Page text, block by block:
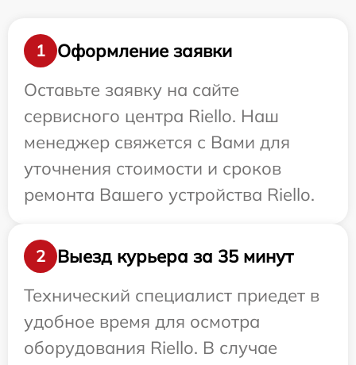
1
Оформление заявки
Оставьте заявку на сайте
сервисного центра Riello. Наш
менеджер свяжется с Вами для
уточнения стоимости и сроков
ремонта Вашего устройства Riello.
2
Выезд курьера за 35 минут
Технический специалист приедет в
удобное время для осмотра
оборудования Riello. В случае